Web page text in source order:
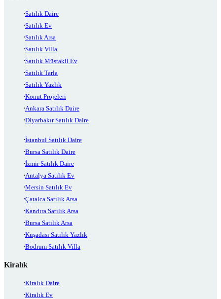
Satılık Daire
Satılık Ev
Satılık Arsa
Satılık Villa
Satılık Müstakil Ev
Satılık Tarla
Satılık Yazlık
Konut Projeleri
Ankara Satılık Daire
Diyarbakır Satılık Daire
İstanbul Satılık Daire
Bursa Satılık Daire
İzmir Satılık Daire
Antalya Satılık Ev
Mersin Satılık Ev
Çatalca Satılık Arsa
Kandıra Satılık Arsa
Bursa Satılık Arsa
Kuşadası Satılık Yazlık
Bodrum Satılık Villa
Kiralık
Kiralık Daire
Kiralık Ev